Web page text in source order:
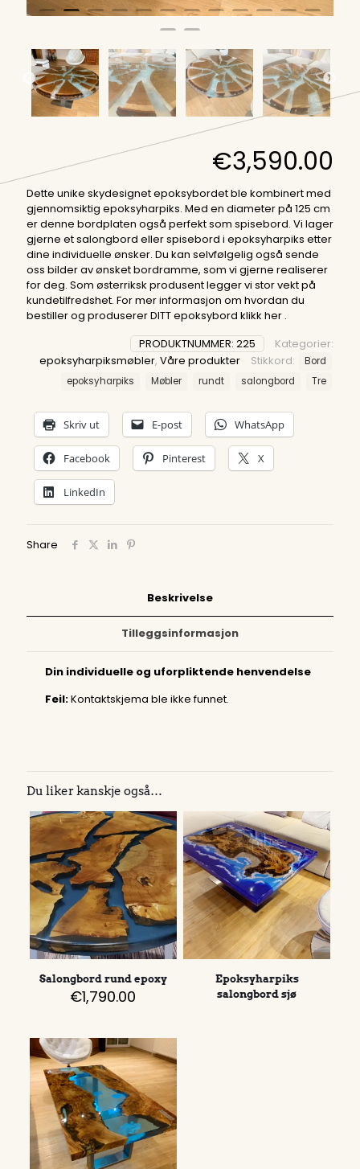
€3,590.00
Dette unike skydesignet epoksybordet ble kombinert med
gjennomsiktig epoksyharpiks. Med en diameter på 125 cm
er denne bordplaten også perfekt som spisebord. Vi lager
gjerne et salongbord eller spisebord i epoksyharpiks etter
dine individuelle ønsker. Du kan selvfølgelig også sende
oss bilder av ønsket bordramme, som vi gjerne realiserer
for deg. Som østerriksk produsent legger vi stor vekt på
kundetilfredshet. For mer informasjon om hvordan du
bestiller og produserer DITT epoksybord klikk her .
PRODUKTNUMMER: 225
Kategorier:
epoksyharpiksmøbler, Våre produkter Stikkord:
Bord
epoksyharpiks
Møbler rundt salongbord Tre
Skriv ut E-post WhatsApp
Facebook Pinterest X
LinkedIn
Share
Beskrivelse
Tilleggsinformasjon
Din individuelle og uforpliktende henvendelse
Feil:Kontaktskjema ble ikke funnet.
Du liker kanskje også…
Salongbord rund epoxy
€1,790.00
Epoksyharpiks
salongbord sjø